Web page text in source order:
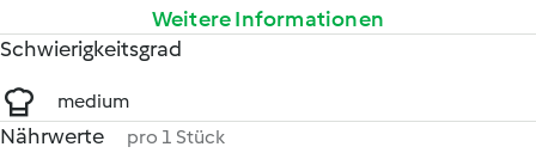
Weitere Informationen
Schwierigkeitsgrad
medium
Nährwerte pro 1 Stück